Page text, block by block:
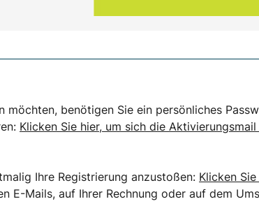
möchten, benötigen Sie ein persönliches
Klicken Sie hier, um sich die
Ihre Registrierung anzustoßen: Klicken
E-Mails, auf Ihrer Rechnung oder auf dem